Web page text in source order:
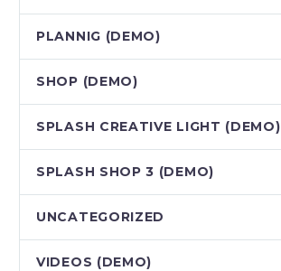
PLANNIG (DEMO)
SHOP (DEMO)
SPLASH CREATIVE LIGHT (DEMO)
SPLASH SHOP 3 (DEMO)
UNCATEGORIZED
VIDEOS (DEMO)